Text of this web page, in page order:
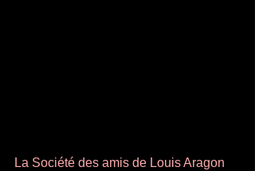
La Société des amis de Louis Aragon